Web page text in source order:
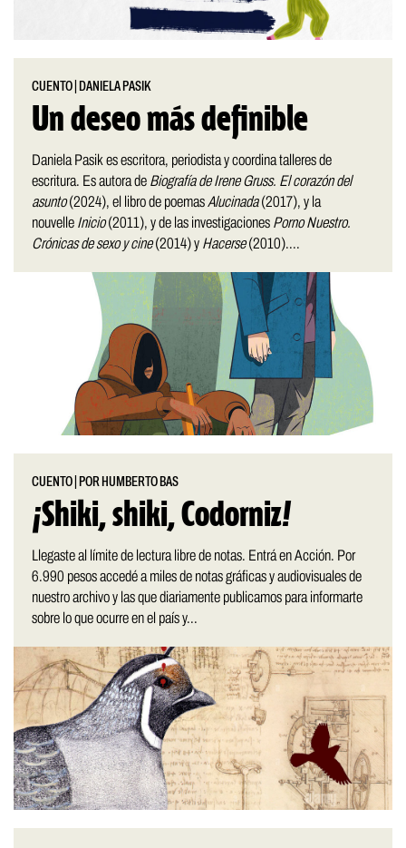
CUENTO DANIELA PASIK
Un deseo más definible
Daniela Pasik es escritora, periodista y coordina talleres de
escritura. Es autora de Biografía de Irene Gruss. El corazón del
asunto(2024), el libro de poemasAlucinada(2017), y la
nouvelle Inicio(2011), y de las investigaciones Porno Nuestro.
Crónicas de sexo y cine(2014) y Hacerse(2010)....
CUENTO POR HUMBERTO BAS
¡Shiki, shiki, Codorniz!
Llegaste al límite de lectura libre de notas. Entrá en Acción. Por
6.990 pesos accedé a miles de notas gráficas y audiovisuales de
nuestro archivo y las que diariamente publicamos para informarte
sobre lo que ocurre en el país y...